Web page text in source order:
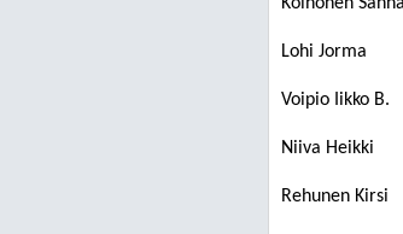
Lohi Jorma
Voipio Iikko B.
Niiva Heikki
Rehunen Kirsi